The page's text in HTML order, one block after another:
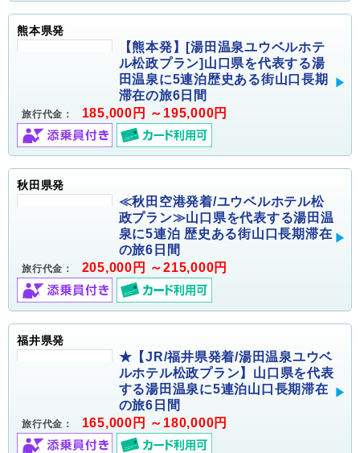
熊本県発
【熊本発】[湯田温泉ユウベルホテ
ル松政プラン]山口県を代表する湯
田温泉に5連泊歴史ある街山口長期
滞在の旅6日間
旅行代金： 185,000円 ～195,000円
秋田県発
≪秋田空港発着/ユウベルホテル松
政プラン≫山口県を代表する湯田温
泉に5連泊 歴史ある街山口長期滞在
の旅6日間
旅行代金： 205,000円 ～215,000円
福井県発
★【JR/福井県発着/湯田温泉ユウベ
ルホテル松政プラン】山口県を代表
する湯田温泉に5連泊山口長期滞在
の旅6日間
旅行代金： 165,000円 ～180,000円